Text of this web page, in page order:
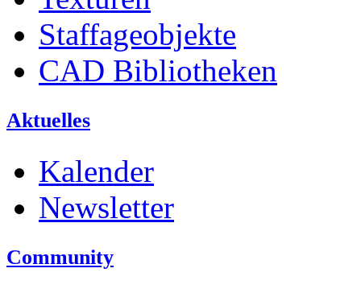
Staffageobjekte
CAD Bibliotheken
Aktuelles
Kalender
Newsletter
Community